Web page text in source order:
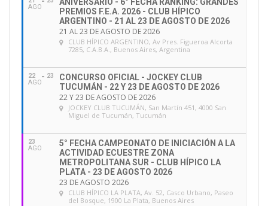
AGO
ANIVERSARIO - 6° FECHA RANKING: GRANDES
PREMIOS F.E.A. 2026 - CLUB HÍPICO
ARGENTINO - 21 AL 23 DE AGOSTO DE 2026
21 AL 23 DE AGOSTO DE 2026
CLUB HÍPICO ARGENTINO, Av Pres. Figueroa Alcorta
7285, C.A.B.A., Buenos Aires, Argentina
22
AGO
23
CONCURSO OFICIAL - JOCKEY CLUB
TUCUMÁN - 22 Y 23 DE AGOSTO DE 2026
22 Y 23 DE AGOSTO DE 2026
JOCKEY CLUB TUCUMÁN, San Martín 451, 4000 San
Miguel de Tucumán, Tucumán
23
AGO
5° FECHA CAMPEONATO DE INICIACIÓN A LA
ACTIVIDAD ECUESTRE ZONA
METROPOLITANA SUR - CLUB HÍPICO LA
PLATA - 23 DE AGOSTO 2026
23 DE AGOSTO 2026
CLUB HÍPICO LA PLATA, Av. 52, Casco Urbano, Paseo
del Bosque, 1900 La Plata, Buenos Aires